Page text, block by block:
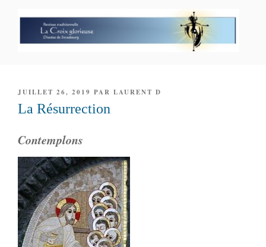
PUBLIÉ
LE
JUILLET 26, 2019 PAR LAURENT D
La Résurrection
Contemplons